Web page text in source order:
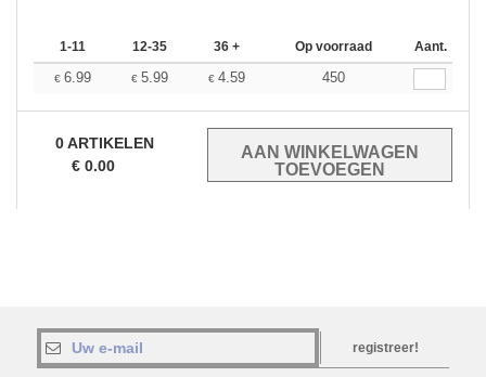
1-11 12-35 36 + Op voorraad Aant.
€ 6.99 € 5.99 € 4.59 450
0ARTIKELEN
€ 0.00
registreer!